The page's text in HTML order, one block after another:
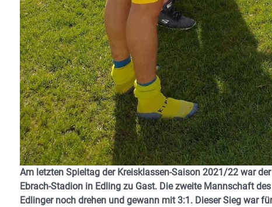
Am letzten Spieltag der Kreisklassen-Saison 2021/22 war
Ebrach-Stadion in Edling zu Gast. Die zweite Mannschaft
Edlinger noch drehen und gewann mit 3:1. Dieser Sieg war